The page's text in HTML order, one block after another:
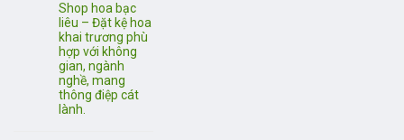
Shop hoa bạc
liêu – Đặt kệ hoa
khai trương phù
hợp với không
gian, ngành
nghề, mang
thông điệp cát
lành.